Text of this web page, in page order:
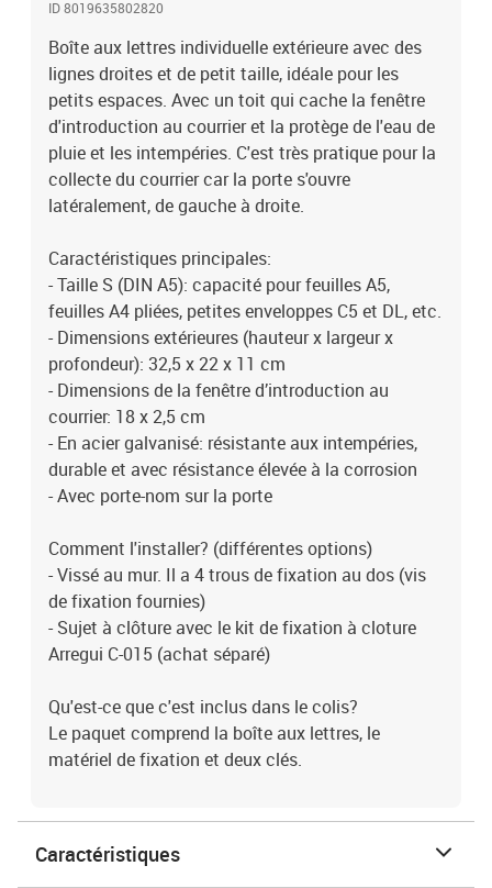
séparé)Qu'est-ce que c'est inclus dans le colis?Le paquet
comprend la boîte aux lettres, le matériel de fixation et deux clés.
ID 8019635802820
Boîte aux lettres individuelle extérieure avec des
lignes droites et de petit taille, idéale pour les
petits espaces. Avec un toit qui cache la fenêtre
d'introduction au courrier et la protège de l'eau de
pluie et les intempéries. C'est très pratique pour la
collecte du courrier car la porte s'ouvre
latéralement, de gauche à droite.
Caractéristiques principales:
- Taille S (DIN A5): capacité pour feuilles A5,
feuilles A4 pliées, petites enveloppes C5 et DL, etc.
- Dimensions extérieures (hauteur x largeur x
profondeur): 32,5 x 22 x 11 cm
- Dimensions de la fenêtre d’introduction au
courrier: 18 x 2,5 cm
- En acier galvanisé: résistante aux intempéries,
durable et avec résistance élevée à la corrosion
- Avec porte-nom sur la porte
Comment l'installer? (différentes options)
- Vissé au mur. Il a 4 trous de fixation au dos (vis
de fixation fournies)
- Sujet à clôture avec le kit de fixation à cloture
Arregui C-015 (achat séparé)
Qu'est-ce que c'est inclus dans le colis?
Le paquet comprend la boîte aux lettres, le
matériel de fixation et deux clés.
Caractéristiques